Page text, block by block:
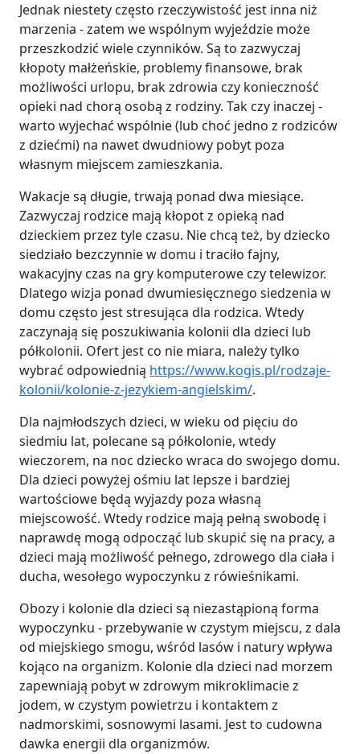
Jednak niestety często rzeczywistość jest inna niż
marzenia - zatem we wspólnym wyjeździe może
przeszkodzić wiele czynników. Są to zazwyczaj
kłopoty małżeńskie, problemy finansowe, brak
możliwości urlopu, brak zdrowia czy konieczność
opieki nad chorą osobą z rodziny. Tak czy inaczej -
warto wyjechać wspólnie (lub choć jedno z rodziców
z dziećmi) na nawet dwudniowy pobyt poza
własnym miejscem zamieszkania.
Wakacje są długie, trwają ponad dwa miesiące.
Zazwyczaj rodzice mają kłopot z opieką nad
dzieckiem przez tyle czasu. Nie chcą też, by dziecko
siedziało bezczynnie w domu i traciło fajny,
wakacyjny czas na gry komputerowe czy telewizor.
Dlatego wizja ponad dwumiesięcznego siedzenia w
domu często jest stresująca dla rodzica. Wtedy
zaczynają się poszukiwania kolonii dla dzieci lub
półkolonii. Ofert jest co nie miara, należy tylko
wybrać odpowiednią https://www.kogis.pl/rodzaje-
kolonii/kolonie-z-jezykiem-angielskim/.
Dla najmłodszych dzieci, w wieku od pięciu do
siedmiu lat, polecane są półkolonie, wtedy
wieczorem, na noc dziecko wraca do swojego domu.
Dla dzieci powyżej ośmiu lat lepsze i bardziej
wartościowe będą wyjazdy poza własną
miejscowość. Wtedy rodzice mają pełną swobodę i
naprawdę mogą odpocząć lub skupić się na pracy, a
dzieci mają możliwość pełnego, zdrowego dla ciała i
ducha, wesołego wypoczynku z rówieśnikami.
Obozy i kolonie dla dzieci są niezastąpioną forma
wypoczynku - przebywanie w czystym miejscu, z dala
od miejskiego smogu, wśród lasów i natury wpływa
kojąco na organizm. Kolonie dla dzieci nad morzem
zapewniają pobyt w zdrowym mikroklimacie z
jodem, w czystym powietrzu i kontaktem z
nadmorskimi, sosnowymi lasami. Jest to cudowna
dawka energii dla organizmów.